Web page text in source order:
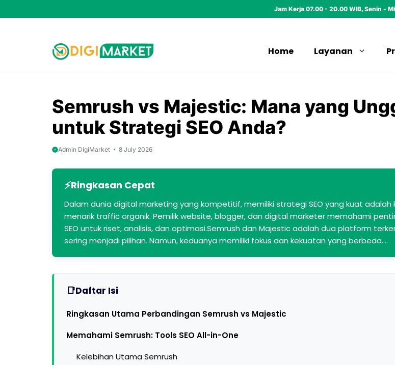
to
Jam Kerja 07.00 - 20.00 WIB, Senin -
Home Layanan
Semrush vs Majestic: Mana yang
untuk Strategi SEO Anda?
Admin DigiMarket 8 July 2026
Ringkasan Cepat
Dalam dunia digital marketing yang kompetitif, memiliki strategi SEO yang kuat adalah
menarik traffic organik. Pemilik website, blogger, dan digital marketer memahami
SEO untuk riset, analisis, dan optimasi.Semrush dan Majestic adalah dua platform
sering menjadi pilihan. Namun, keduanya memiliki fokus dan kekuatan yang berbeda.…
Daftar Isi
Ringkasan Utama Perbandingan Semrush vs Majestic
Memahami Semrush: Tools SEO All-in-One
Kelebihan Utama Semrush